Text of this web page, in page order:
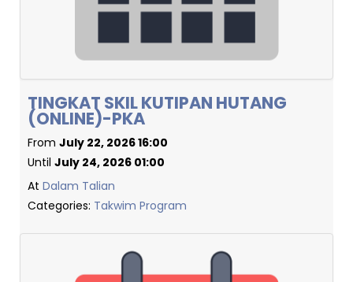
TINGKAT SKIL KUTIPAN HUTANG
(ONLINE)-PKA
From July 22, 2026 16:00
Until July 24, 2026 01:00
At Dalam Talian
Categories: Takwim Program